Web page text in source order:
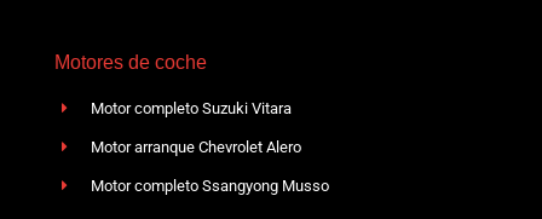
Motores de coche
Motor completo Suzuki Vitara
Motor arranque Chevrolet Alero
Motor completo Ssangyong Musso